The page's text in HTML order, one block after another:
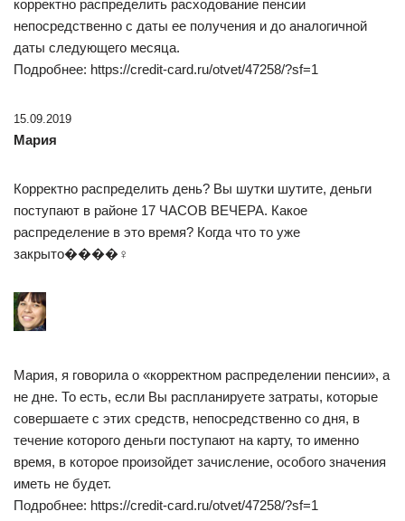
корректно распределить расходование пенсии
непосредственно с даты ее получения и до аналогичной
даты следующего месяца.
Подробнее: https://credit-card.ru/otvet/47258/?sf=1
15.09.2019
Мария
Корректно распределить день? Вы шутки шутите, деньги
поступают в районе 17 ЧАСОВ ВЕЧЕРА. Какое
распределение в это время? Когда что то уже
закрыто����♀
Мария, я говорила о «корректном распределении пенсии», а
не дне. То есть, если Вы распланируете затраты, которые
совершаете с этих средств, непосредственно со дня, в
течение которого деньги поступают на карту, то именно
время, в которое произойдет зачисление, особого значения
иметь не будет.
Подробнее: https://credit-card.ru/otvet/47258/?sf=1